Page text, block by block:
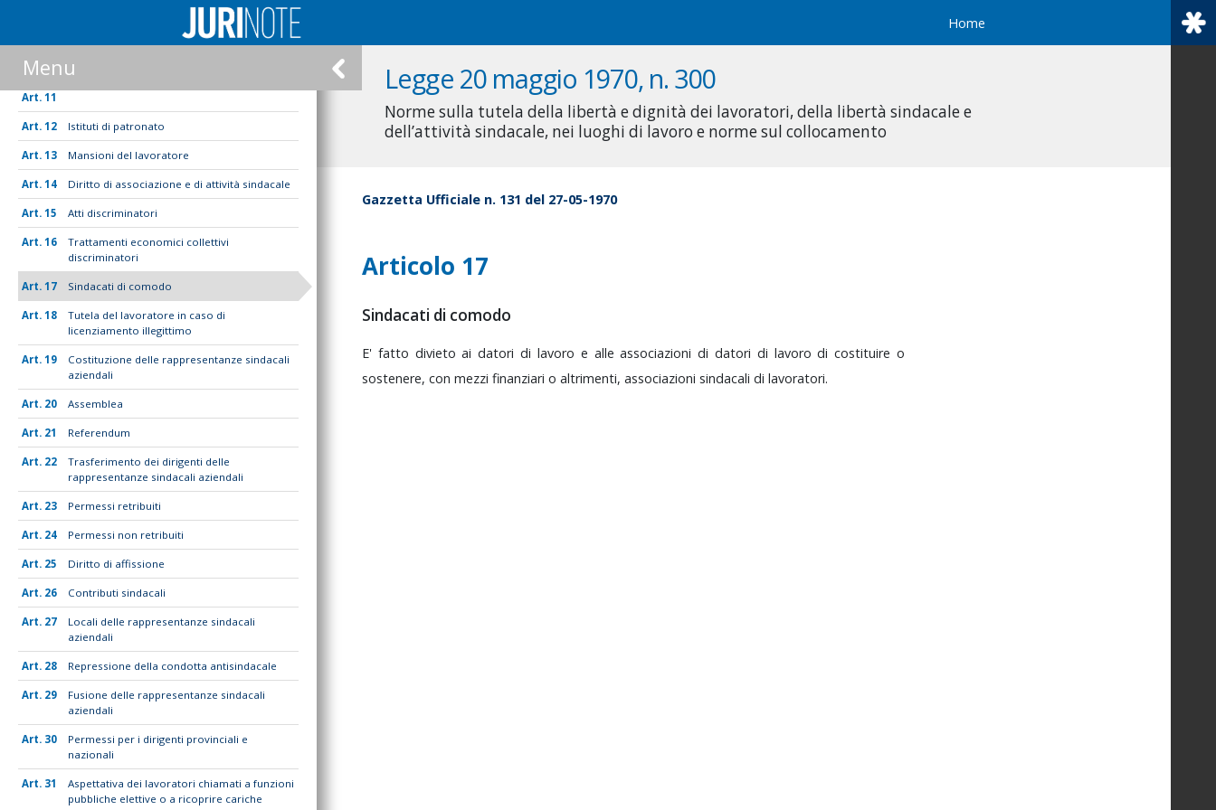
Home
Legge 20 maggio 1970, n. 300
Norme sulla tutela della libertà e dignità dei lavoratori, della libertà sindacale e
dell’attività sindacale, nei luoghi di lavoro e norme sul collocamento
Menu
Divieto di indagini sulle opinioni
Tutela della salute e dell'integrità fisica
10 Lavoratori studenti
11
12 Istituti di patronato
13 Mansioni del lavoratore
14 Diritto di associazione e di attività sindacale
15 Atti discriminatori
16
Trattamenti economici collettivi
discriminatori
17 Sindacati di comodo
18
Tutela del lavoratore in caso di
licenziamento illegittimo
19
Costituzione delle rappresentanze sindacali
aziendali
20 Assemblea
21 Referendum
22
Trasferimento dei dirigenti delle
rappresentanze sindacali aziendali
23 Permessi retribuiti
24 Permessi non retribuiti
25 Diritto di affissione
26 Contributi sindacali
27
Locali delle rappresentanze sindacali
aziendali
28 Repressione della condotta antisindacale
29
Fusione delle rappresentanze sindacali
aziendali
30
Permessi per i dirigenti provinciali e
nazionali
31
Aspettativa dei lavoratori chiamati a funzioni
pubbliche elettive o a ricoprire cariche
Gazzetta Ufficiale n. 131 del 27-05-1970
Articolo 17
Sindacati di comodo
E' fatto divietoaidatoridi lavoro e alleassociazionidi datori di lavorodicostituire o
sostenere, con mezzi finanziari o altrimenti, associazioni sindacali di lavoratori.